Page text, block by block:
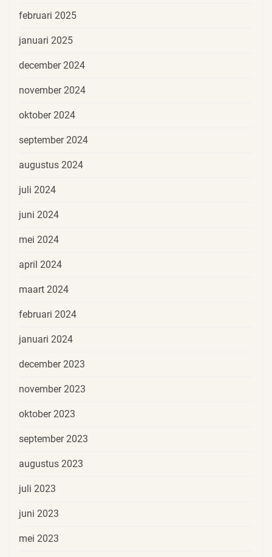
februari 2025
januari 2025
december 2024
november 2024
oktober 2024
september 2024
augustus 2024
juli 2024
juni 2024
mei 2024
april 2024
maart 2024
februari 2024
januari 2024
december 2023
november 2023
oktober 2023
september 2023
augustus 2023
juli 2023
juni 2023
mei 2023